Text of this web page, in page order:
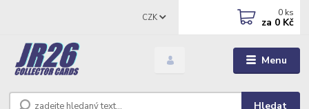
Menu
CZK
Hledat
0 ks
za 0 Kč